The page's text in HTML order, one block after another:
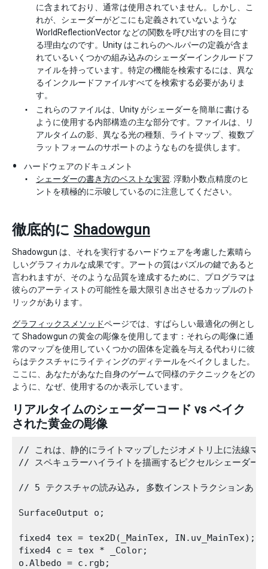
に含まれており、通常は使用されていません。しかし、こ
れが、シェーダーがどこにも定義されていないような
WorldReflectionVector などの関数を呼び出すのを目にす
る理由なのです。Unity はこれらのヘルパーの定義が含ま
れているいくつかの組み込みのシェーダーインクルードフ
ァイルを持っています。特定の機能を検索するには、異な
るインクルードファイルすべてを検索する必要がありま
す。
これらのファイルは、Unity がシェーダーを簡単に書ける
ように使用する内部構造の主な部分です。ファイルは、リ
アルタイムの影、異なる光の種類、ライトマップ、複数プ
ラットフォームのサポートのようなものを提供します。
ハードウェアのドキュメント
シェーダーの書き方のベストな実習 . 浮動小数点精度のヒ
ントを積極的に示唆しているのに注意してください。
徹底的に Shadowgun
Shadowgun は、それを実行するハードウェアを考慮した素晴ら
しいグラフィカルな成果です。アートの質はパズルの鍵であると
言われますが、そのような品質を達成するために、プログラマは
彼らのアーティストの可能性を最大限引き出させるカップルのト
リックがあります。
グラフィックスメソッドページでは、すばらしい最適化の例とし
て Shadowgun の黄金の彫像を使用してます：それらの彫像に通
常のマップを使用していくつかの固体を定義を与える代わりに彼
らはテクスチャにライティングのディテールをベイクしました。
ここに、あなたがあなた自身のゲームで同様のテクニックをどの
ように、なぜ、使用するのか表示しています。
リアルタイムのシェーダーコード vs ベイク
された黄金の彫像
// これは、静的にライトマップしたジオメトリ上に法線マ
// スペキュラーハイライトを描画するピクセルシェーダー
// 5 テクスチャの読み込み, 多数インストラクションあり
SurfaceOutput o;
fixed4 tex = tex2D(_MainTex, IN.uv_MainTex);
fixed4 c = tex * _Color;
o.Albedo = c.rgb;